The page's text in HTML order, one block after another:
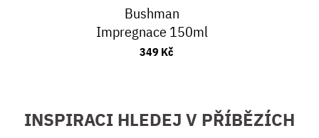
Bushman
Impregnace 150ml
349 Kč
INSPIRACI HLEDEJ V PŘÍBĚZÍCH